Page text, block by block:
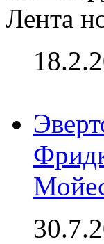
Лента